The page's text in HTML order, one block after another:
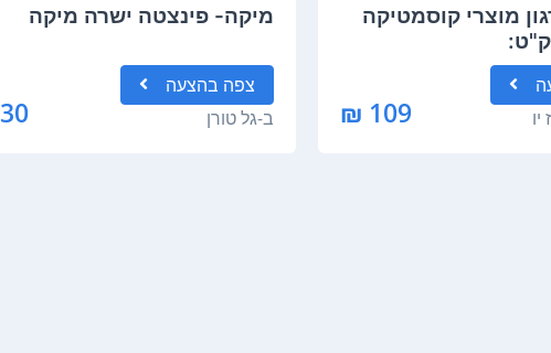
מוצרי קוסמטיקה
109 ₪
מיקה- פינצטה ישרה מיקה
צפה בהצעה
ב-גל טורן 30 ₪